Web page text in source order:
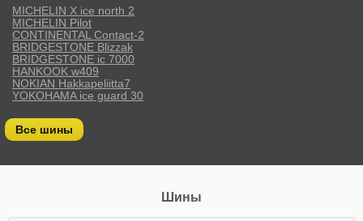
MICHELIN X ice north 2
MICHELIN Pilot
CONTINENTAL Contact-2
BRIDGESTONE Blizzak
BRIDGESTONE ic 7000
HANKOOK w409
NOKIAN Hakkapeliitta7
YOKOHAMA ice guard 30
Все шины
Шины